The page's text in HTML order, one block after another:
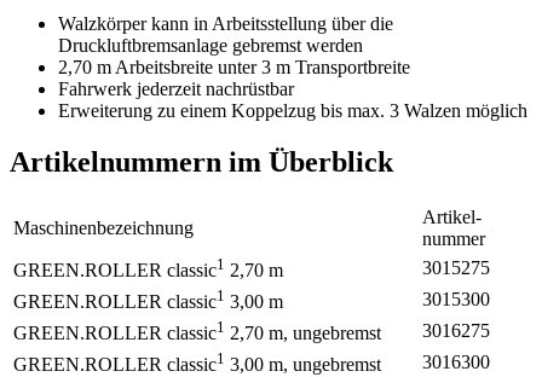
Walzkörper kann in Arbeitsstellung über die
Druckluftbremsanlage gebremst werden
2,70 m Arbeitsbreite unter 3 m Transportbreite
Fahrwerk jederzeit nachrüstbar
Erweiterung zu einem Koppelzug bis max. 3 Walzen möglich
Artikelnummern im Überblick
Maschinen­bezeichnung
Artikel­
nummer
GREEN.ROLLER classic1 2,70 m
3015275
GREEN.ROLLER classic1 3,00 m
3015300
GREEN.ROLLER classic1 2,70 m, ungebremst
3016275
GREEN.ROLLER classic1 3,00 m, ungebremst
3016300